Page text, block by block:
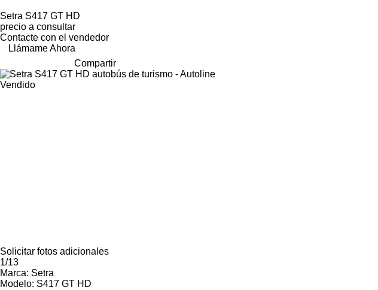
Setra S417 GT HD
precio a consultar
Contacte con el vendedor
Llámame Ahora
Compartir
Vendido
Solicitar fotos adicionales
1/13
Marca: Setra
Modelo: S417 GT HD